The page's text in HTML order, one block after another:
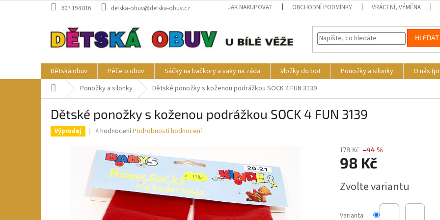
na
607 194 816 detska-obuv@detska-obuv.cz JAK NAKUPOVAT OBCHODNÍ PODMÍNKY VRÁCENÍ, VÝMĚNA
HLEDAT
Dětská obuv Péče o obuv Sáčky na bačkory a vaky na záda Vložky do bot Ponožky a silonky O nás
Domů Ponožky a silonky Dětské ponožky s koženou podrážkou SOCK 4 FUN 3139
Dětské ponožky s koženou podrážkou SOCK 4 FUN 3139
Výprodej
Průměrné
produktu
je
5
hvězdiček.
4 hodnoceníPodrobnosti hodnocení
178 Kč –44 %
98 Kč
cena:
Zvolte variantu
Varianta